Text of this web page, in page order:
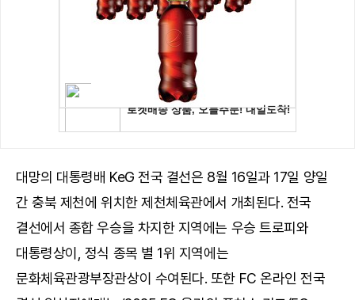
대망의 대통령배 KeG 전국 결선은 8월 16일과 17일 양일
간 충북 제천에 위치한 제천체육관에서 개최된다. 전국
결선에서 종합 우승을 차지한 지역에는 우승 트로피와
대통령상이, 정식 종목 별 1위 지역에는
문화체육관광부장관상이 수여된다. 또한 FC 온라인 전국